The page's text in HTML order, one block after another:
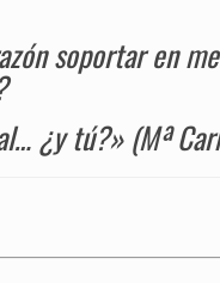
soportar en
¿y tú?» (Mª